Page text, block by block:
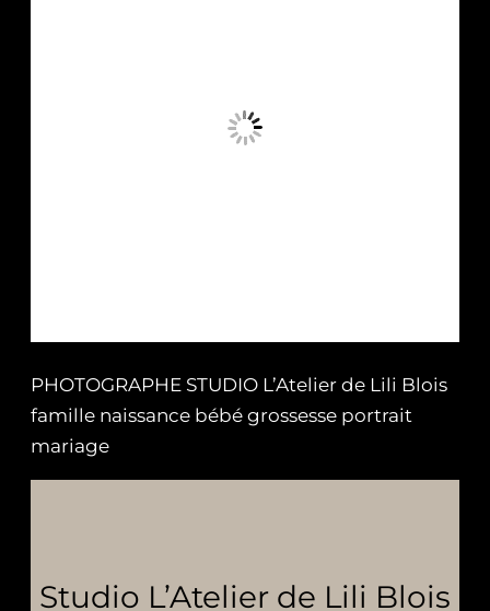
PHOTOGRAPHE STUDIO L’Atelier de Lili Blois
famille naissance bébé grossesse portrait
mariage
Studio L’Atelier de Lili Blois